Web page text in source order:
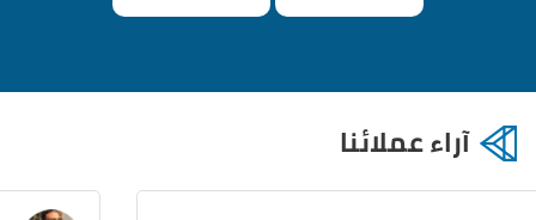
آراء عملائنا